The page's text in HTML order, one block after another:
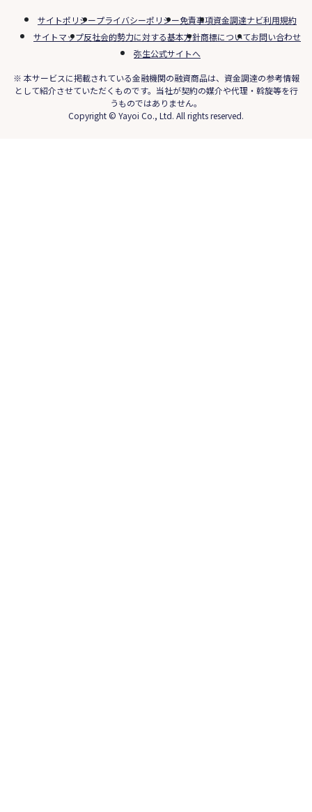
サイトポリシープライバシーポリシー免責事項資金調達ナビ利用規約
サイトマップ反社会的勢力に対する基本方針商標についてお問い合わせ
弥生公式サイトへ
※ 本サービスに掲載されている金融機関の融資商品は、資金調達の参考情報
として紹介させていただくものです。当社が契約の媒介や代理・斡旋等を行
うものではありません。
Copyright © Yayoi Co., Ltd. All rights reserved.